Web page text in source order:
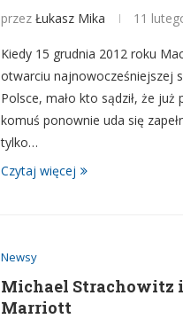
przez Łukasz Mika 11
Kiedy 15 grudnia 2012 roku
otwarciu najnowocześniejszej
Polsce, mało kto sądził, że już
komuś ponownie uda się
tylko…
Czytaj więcej
Newsy
Michael Strachowitz
Marriott